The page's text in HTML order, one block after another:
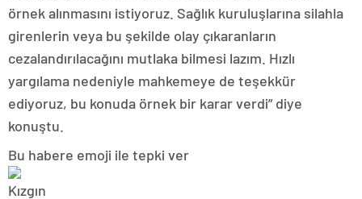
örnek alınmasını istiyoruz. Sağlık kuruluşlarına silahla
girenlerin veya bu şekilde olay çıkaranların
cezalandırılacağını mutlaka bilmesi lazım. Hızlı
yargılama nedeniyle mahkemeye de teşekkür
ediyoruz, bu konuda örnek bir karar verdi” diye
konuştu.
Bu habere emoji ile tepki ver